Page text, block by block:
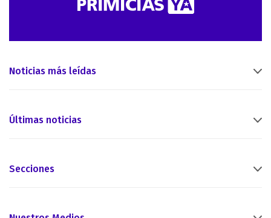
Noticias más leídas
Últimas noticias
Secciones